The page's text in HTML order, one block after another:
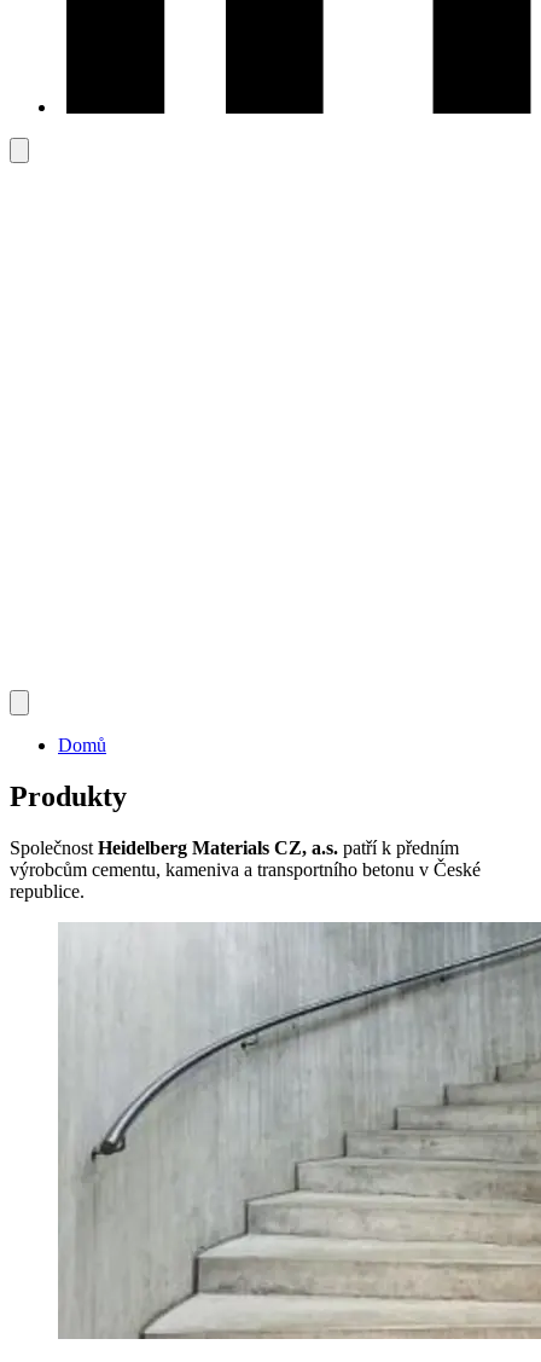
Domů
Produkty
Společnost Heidelberg Materials CZ, a.s. patří k předním
výrobcům cementu, kameniva a transportního betonu v České
republice.